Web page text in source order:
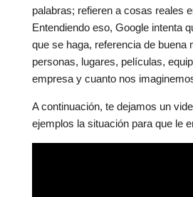
palabras; refieren a cosas reales
Entendiendo eso, Google intenta
que se haga, referencia de buena
personas, lugares, películas,
empresa y cuanto nos
A continuación, te dejamos un
ejemplos la situación para que le